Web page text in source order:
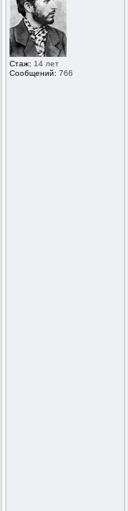
Стаж: 14 лет
Сообщений: 766